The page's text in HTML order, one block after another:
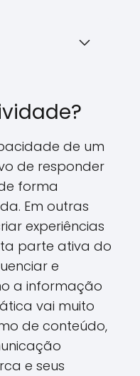
de um
de responder
forma
Em outras
experiências
parte ativa do
e
a informação
vai muito
de conteúdo,
e seus